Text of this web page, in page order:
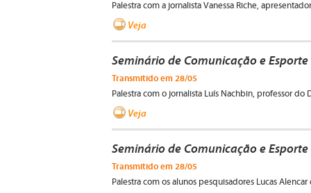
Palestra com a jornalista Vanessa Riche,
Veja
Seminário de Comunicação e
Transmitido em 28/05
Palestra com o jornalista Luís Nachbin, professor
Veja
Seminário de Comunicação e
Transmitido em 28/05
Palestra com os alunos pesquisadores Lucas Alencar